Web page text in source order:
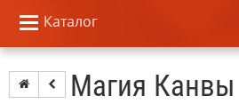
Каталог
Магия Канвы